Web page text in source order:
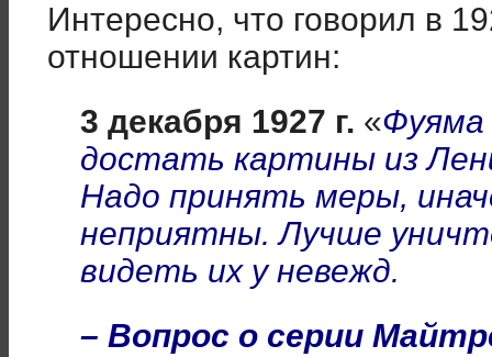
Интересно, что говорил в
отношении картин:
3 декабря 1927 г. «Фуяма
достать картины из
Надо принять меры,
неприятны. Лучше
видеть их у невежд.
– Вопрос о серии